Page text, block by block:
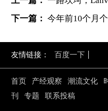
下一篇： 今年前10个月个
友情链接： 百度一下
首页 产经观察 潮流文化
刊
专题 联系投稿